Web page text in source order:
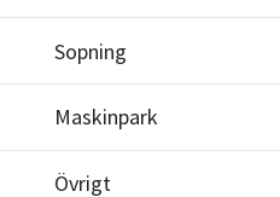
Sopning
Maskinpark
Övrigt